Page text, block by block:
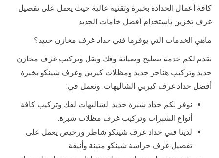
كافة أعمال الحدادة بخبرة وتقنية عالية حيث يعمل على تفصيل
غرف تخزين باستخدام أفضل خامات الحديد
ماهي الخدمات التي يوفرها فني حداد غرف مخازن حديد؟
نقدم لكم خدمة تصليح وصيانة وفك ونقل وتركيب غرف مخازن
حديد وتركيب هناجر حديد ومظلات كيربي وغرف شينكو بخبرة
أفضل حداد غرف كيربي الشاليهات. ونعمل في:
نوفر لكم حداد شبرة حديد الشاليهات لفك وتركيب كافة
أنواع الشبرات وتركيب غرف مظلات شبرة.
لدينا فني حداد غرف شينكو شاطر ورخيص يعمل على
تفصيل غرف حراسة شينكو متينة وأنيقة